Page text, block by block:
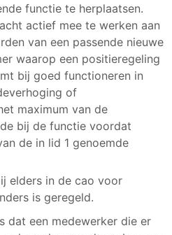
functie te herplaatsen.
actief mee te werken aan
van een passende nieuwe
waarop een positieregeling
bij goed functioneren in
of
maximum van de
bij de functie voordat
de in lid 1 genoemde
elders in de cao voor
is geregeld.
dat een medewerker die er